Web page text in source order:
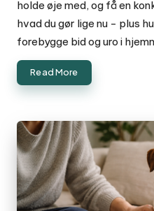
holde øje med, og få en
hvad du gør lige nu - plus
forebygge bid og uro i
Read More